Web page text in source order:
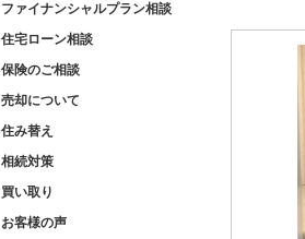
ファイナンシャルプラン相談
住宅ローン相談
保険のご相談
売却について
住み替え
相続対策
買い取り
お客様の声